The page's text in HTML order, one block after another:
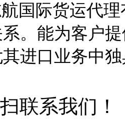
货运代理有
。能为客户
进口业务中
联系我们！